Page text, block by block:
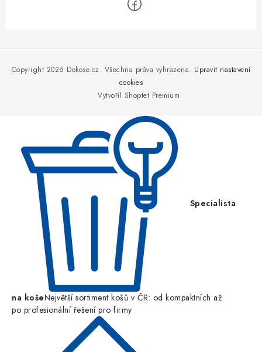
Vytvořil Shoptet Premium
Copyright 2026 Dokose.cz. Všechna práva vyhrazena. Upravit nastavení
cookies
Specialista
na košeNejvětší sortiment košů v ČR: od kompaktních až
po profesionální řešení pro firmy